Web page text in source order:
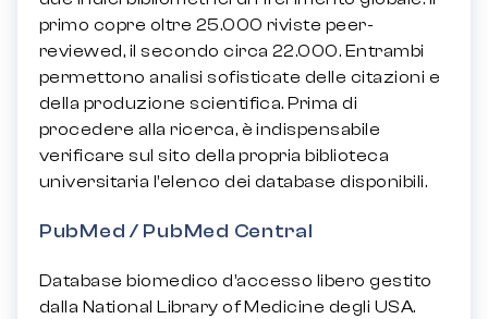
primo copre oltre 25.000 riviste peer-
reviewed, il secondo circa 22.000. Entrambi
permettono analisi sofisticate delle citazioni e
della produzione scientifica. Prima di
procedere alla ricerca, è indispensabile
verificare sul sito della propria biblioteca
universitaria l’elenco dei database disponibili.
PubMed / PubMed Central
Database biomedico d’accesso libero gestito
dalla National Library of Medicine degli USA.